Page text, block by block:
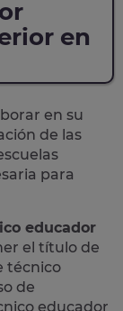
en
en su
de las
para
educador
el título de
técnico
de
educador